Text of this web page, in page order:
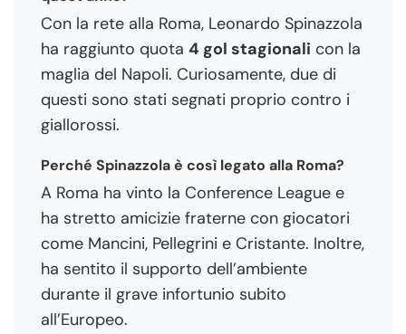
Con la rete alla Roma, Leonardo Spinazzola
ha raggiunto quota 4 gol stagionali con la
maglia del Napoli. Curiosamente, due di
questi sono stati segnati proprio contro i
giallorossi.
Perché Spinazzola è così legato alla Roma?
A Roma ha vinto la Conference League e
ha stretto amicizie fraterne con giocatori
come Mancini, Pellegrini e Cristante. Inoltre,
ha sentito il supporto dell’ambiente
durante il grave infortunio subito
all’Europeo.